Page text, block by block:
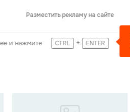
Разместить рекламу на сайте
и нажмите CTRL + ENTER